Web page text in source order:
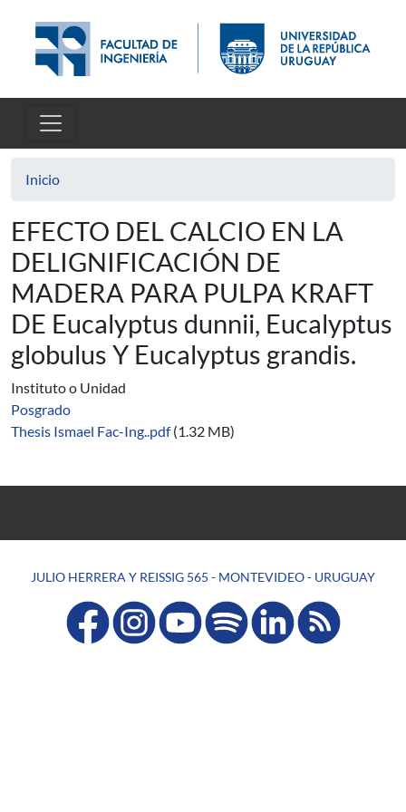
Inicio
EFECTO DEL CALCIO EN LA
DELIGNIFICACIÓN DE
MADERA PARA PULPA KRAFT
DE Eucalyptus dunnii, Eucalyptus
globulus Y Eucalyptus grandis.
Instituto o Unidad
Posgrado
Thesis Ismael Fac-Ing..pdf (1.32 MB)
JULIO HERRERA Y REISSIG 565 - MONTEVIDEO - URUGUAY